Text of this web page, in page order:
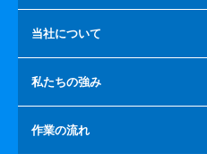
当社について
私たちの強み
作業の流れ